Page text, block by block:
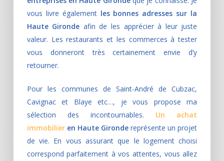
vous livre également les bonnes adresses sur la
Haute Gironde afin de les apprécier à leur juste
valeur. Les restaurants et les commerces à tester
vous donneront très certainement envie d’y
retourner.
Pour les communes de Saint-André de Cubzac,
Cavignac et Blaye etc…, je vous propose ma
sélection des incontournables. Un achat
immobilieren Haute Gironde représente un projet
de vie. En vous assurant que le logement choisi
correspond parfaitement à vos attentes, vous allez